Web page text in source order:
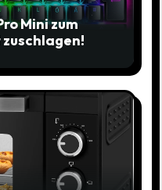
Mini zum